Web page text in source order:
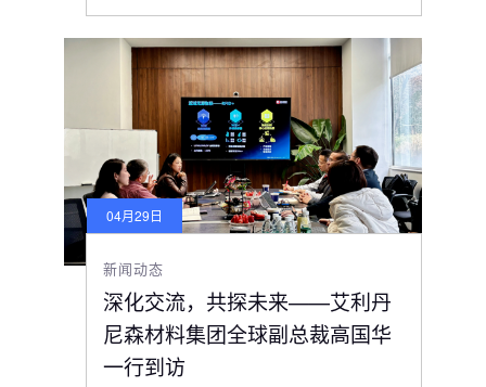
04月29日
新闻动态
深化交流，共探未来——艾利丹
尼森材料集团全球副总裁高国华
一行到访